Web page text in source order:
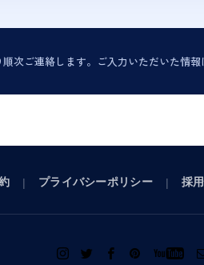
次ご連絡します。ご入力いただいた情
プライバシーポリシー 採